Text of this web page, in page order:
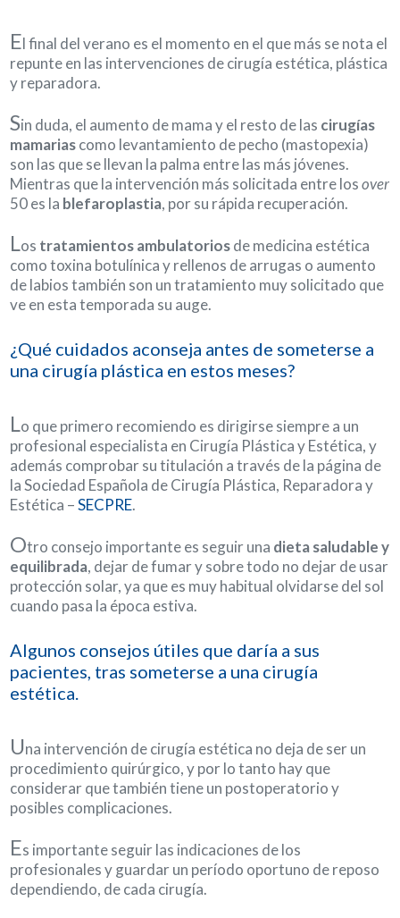
El final del verano es el momento en el que más se nota el
repunte en las intervenciones de cirugía estética, plástica
y reparadora.
Sin duda, el aumento de mama y el resto de las cirugías
mamariascomo levantamiento de pecho (mastopexia)
son las que se llevan la palma entre las más jóvenes.
Mientras que la intervención más solicitada entre losover
50 es la blefaroplastia, por su rápida recuperación.
Los tratamientos ambulatoriosde medicina estética
como toxina botulínica y rellenos de arrugas o aumento
de labios también son un tratamiento muy solicitado que
ve en esta temporada su auge.
¿Qué cuidados aconseja antes de someterse a
una cirugía plástica en estos meses?
Lo que primero recomiendo es dirigirse siempre a un
profesional especialista en Cirugía Plástica y Estética, y
además comprobar su titulación a través de la página de
la Sociedad Española de Cirugía Plástica, Reparadora y
Estética –SECPRE.
Otro consejo importante es seguir una dieta saludable y
equilibrada, dejar de fumar y sobre todo no dejar de usar
protección solar, ya que es muy habitual olvidarse del sol
cuando pasa la época estiva.
Algunos consejos útiles que daría a sus
pacientes, tras someterse a una cirugía
estética.
Una intervención de cirugía estética no deja de ser un
procedimiento quirúrgico, y por lo tanto hay que
considerar que también tiene un postoperatorio y
posibles complicaciones.
Es importante seguir las indicaciones de los
profesionales y guardar un período oportuno de reposo
dependiendo, de cada cirugía.